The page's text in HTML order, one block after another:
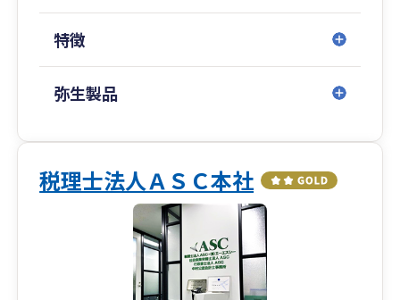
●自社での記帳を支援
「経理に時間をかけたくない」社長様へ。
●将来を見据えた伴走
顧問契約や決算申告だけでなく、将来の相続や
事業承継まで見据えた長期的視点でサポートい
特徴
弥生製品
税理士法人ＡＳＣ本社